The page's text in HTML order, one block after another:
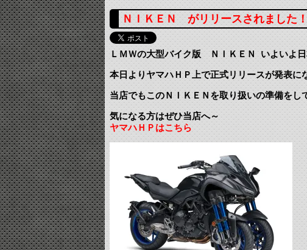
ＮＩＫＥＮ がリリースされました！
ＬＭＷの大型バイク版 ＮＩＫＥＮ いよいよ日
本日よりヤマハＨＰ上で正式リリースが発表に
当店でもこのＮＩＫＥＮを取り扱いの準備をし
気になる方はぜひ当店へ～
ヤマハＨＰはこちら